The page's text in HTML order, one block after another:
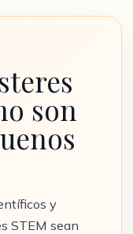
son
y
STEM sean